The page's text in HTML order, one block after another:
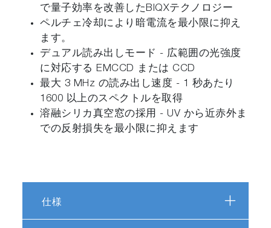
で量子効率を改善したBIQXテクノロジー
ペルチェ冷却により暗電流を最小限に抑え
ます。
デュアル読み出しモード - 広範囲の光強度
に対応する EMCCD または CCD
最大 3 MHz の読み出し速度 - 1 秒あたり
1600 以上のスペクトルを取得
溶融シリカ真空窓の採用 - UV から近赤外ま
での反射損失を最小限に抑えます
仕様